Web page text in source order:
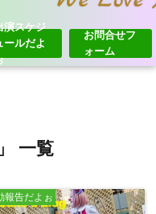
演スケジ
ールだよ
お問合せフ
ォーム
一覧
報告だよぉ